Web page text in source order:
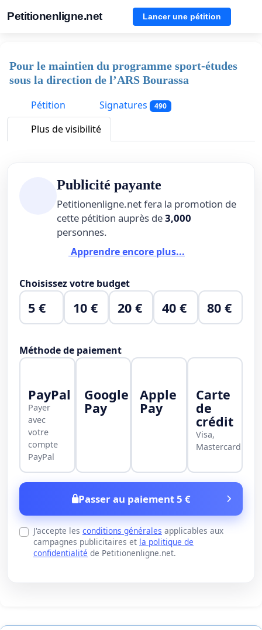
Petitionenligne.net Lancer une pétition
Pour le maintien du programme sport-études
sous la direction de l’ARS Bourassa
Pétition
Signatures 490
Plus de visibilité
Publicité payante
Petitionenligne.net fera la promotion de
cette pétition auprès de3,000
personnes.
Apprendre encore plus...
Choisissez votre budget
5 € 10 € 20 € 40 € 80 €
Méthode de paiement
PayPal
Payer
avec
votre
compte
PayPal
Google
Pay
Apple
Pay
Carte
de
crédit
Visa,
Mastercard
Passer au paiement 5 €
J'accepte les conditions générales applicables aux
campagnes publicitaires et la politique de
confidentialité de Petitionenligne.net.